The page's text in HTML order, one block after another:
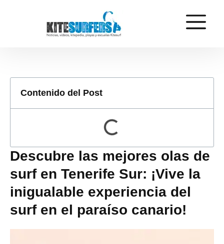
Descubre las mejores olas de
surf en Tenerife Sur: ¡Vive la
inigualable experiencia del
surf en el paraíso canario!
Contenido del Post